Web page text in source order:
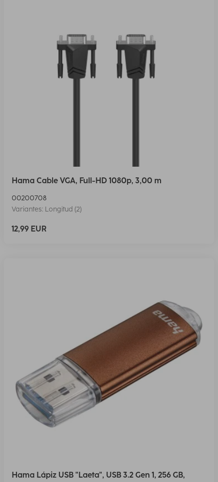
Hama Cable VGA, Full-HD 1080p, 3,00 m
00200708
Variantes: Longitud (2)
12,99 EUR
Hama Lápiz USB "Laeta", USB 3.2 Gen 1, 256 GB,